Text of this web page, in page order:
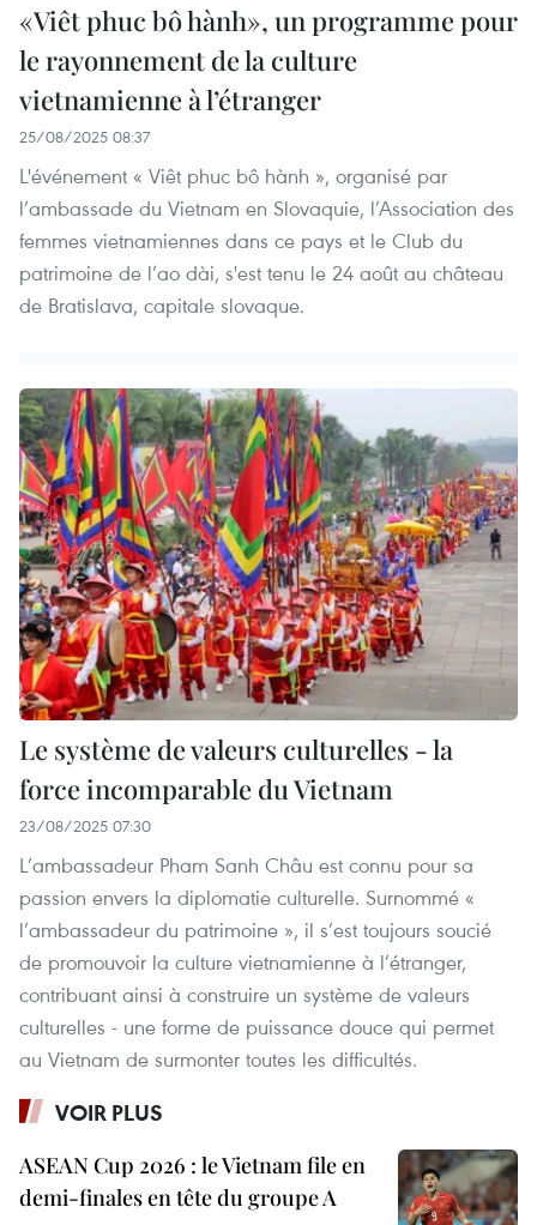
«Viêt phuc bô hành», un programme pour
le rayonnement de la culture
vietnamienne à l’étranger
25/08/2025 08:37
L'événement « Viêt phuc bô hành », organisé par
l’ambassade du Vietnam en Slovaquie, l’Association des
femmes vietnamiennes dans ce pays et le Club du
patrimoine de l’ao dài, s'est tenu le 24 août au château
de Bratislava, capitale slovaque.
Le système de valeurs culturelles - la
force incomparable du Vietnam
23/08/2025 07:30
L’ambassadeur Pham Sanh Châu est connu pour sa
passion envers la diplomatie culturelle. Surnommé «
l’ambassadeur du patrimoine », il s’est toujours soucié
de promouvoir la culture vietnamienne à l’étranger,
contribuant ainsi à construire un système de valeurs
culturelles - une forme de puissance douce qui permet
au Vietnam de surmonter toutes les difficultés.
VOIR PLUS
ASEAN Cup 2026 : le Vietnam file en
demi-finales en tête du groupe A